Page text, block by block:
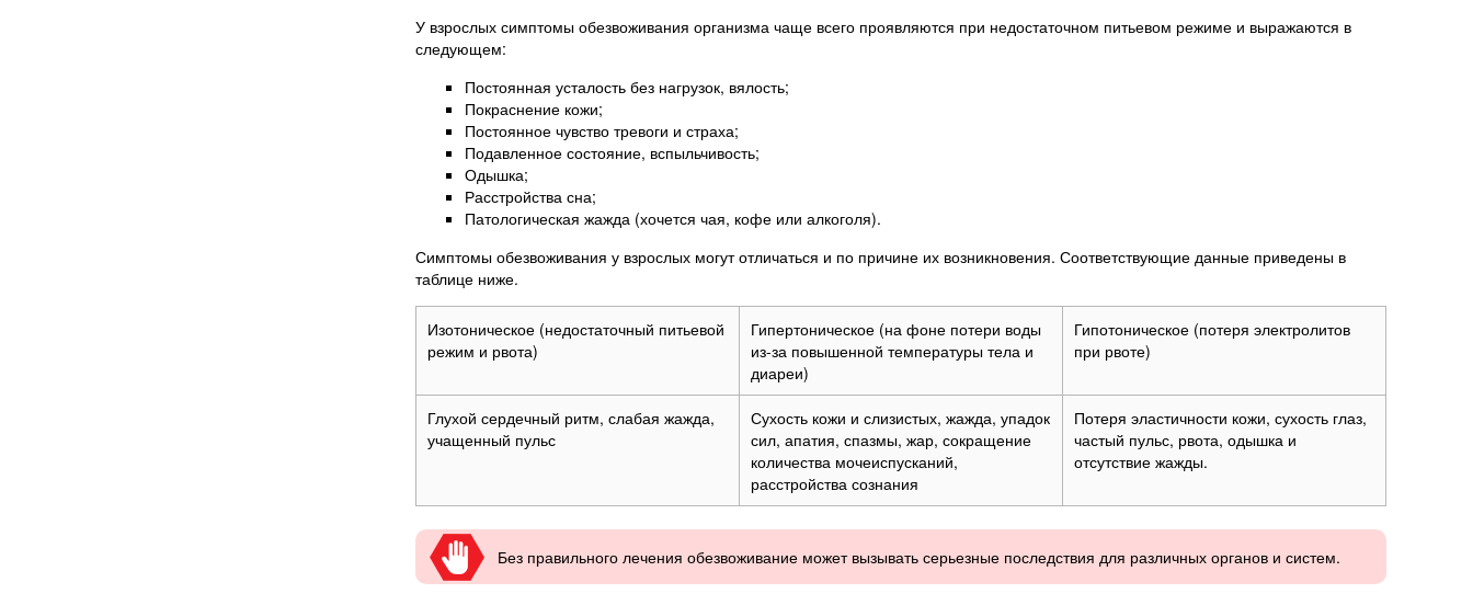
У взрослых симптомы обезвоживания организма чаще всего проявляются при недостаточном питьевом режиме и выражаются в
следующем:
Постоянная усталость без нагрузок, вялость;
Покраснение кожи;
Постоянное чувство тревоги и страха;
Подавленное состояние, вспыльчивость;
Одышка;
Расстройства сна;
Патологическая жажда (хочется чая, кофе или алкоголя).
Симптомы обезвоживания у взрослых могут отличаться и по причине их возникновения. Соответствующие данные приведены в
таблице ниже.
Изотоническое (недостаточный питьевой
режим и рвота)
Гипертоническое (на фоне потери воды
из-за повышенной температуры тела и
диареи)
Гипотоническое (потеря электролитов
при рвоте)
Глухой сердечный ритм, слабая жажда,
учащенный пульс
Сухость кожи и слизистых, жажда, упадок
сил, апатия, спазмы, жар, сокращение
количества мочеиспусканий,
расстройства сознания
Потеря эластичности кожи, сухость глаз,
частый пульс, рвота, одышка и
отсутствие жажды.
Без правильного лечения обезвоживание может вызывать серьезные последствия для различных органов и систем.